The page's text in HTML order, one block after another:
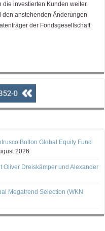
die investierten Kunden weiter.
den anstehenden Änderungen
der Fondsgesellschaft
Bolton Global Equity Fund
2026
Oliver Dreiskämper und Alexander
Megatrend Selection (WKN